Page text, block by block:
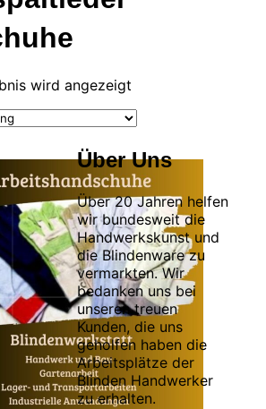
wird angezeigt
Über Uns
Über 20 Jahren helfen
wir bundesweit die
Handwerkskunst und
die Blindenware zu
vermarkten. Wir
bedanken uns bei
unseren treuen
Kunden, die uns
geholfen haben die
Arbeitsplätze der
Blinden Handwerker
zu erhalten.